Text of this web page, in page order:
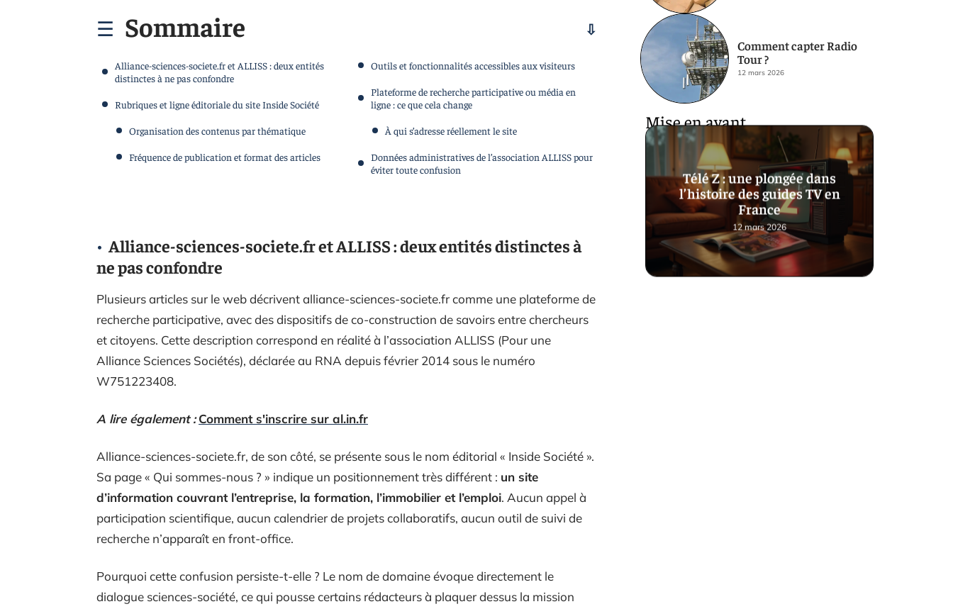
Sommaire
Alliance-sciences-societe.fr et ALLISS : deux entités
distinctes à ne pas confondre
Rubriques et ligne éditoriale du site Inside Société
Organisation des contenus par thématique
Fréquence de publication et format des articles
Outils et fonctionnalités accessibles aux visiteurs
Plateforme de recherche participative ou média en
ligne : ce que cela change
À qui s’adresse réellement le site
Données administratives de l’association ALLISS pour
éviter toute confusion
Alliance-sciences-societe.fr et ALLISS : deux entités distinctes à
ne pas confondre
Plusieurs articles sur le web décrivent alliance-sciences-societe.fr comme une plateforme de
recherche participative, avec des dispositifs de co-construction de savoirs entre chercheurs
et citoyens. Cette description correspond en réalité à l’association ALLISS (Pour une
Alliance Sciences Sociétés), déclarée au RNA depuis février 2014 sous le numéro
W751223408.
A lire également : Comment s'inscrire sur al.in.fr
Alliance-sciences-societe.fr, de son côté, se présente sous le nom éditorial « Inside Société ».
Sa page « Qui sommes-nous ? » indique un positionnement très différent : un site
d’information couvrant l’entreprise, la formation, l’immobilier et l’emploi. Aucun appel à
participation scientifique, aucun calendrier de projets collaboratifs, aucun outil de suivi de
recherche n’apparaît en front-office.
Pourquoi cette confusion persiste-t-elle ? Le nom de domaine évoque directement le
dialogue sciences-société, ce qui pousse certains rédacteurs à plaquer dessus la mission
Comment capter Radio
Tour ?
12 mars 2026
Mise en avant
Télé Z : une plongée dans
l’histoire des guides TV en
France
12 mars 2026